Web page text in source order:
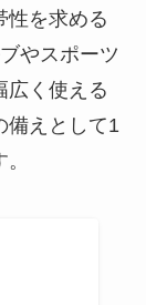
性を求める
やスポーツ
広く使える
備えとして1